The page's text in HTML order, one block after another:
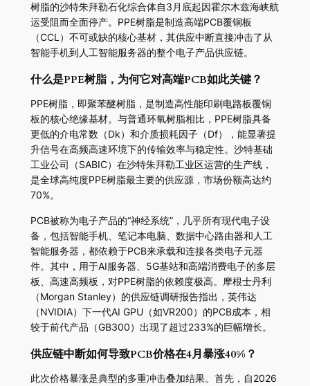
树脂的沙特朱拜勒石化综合体自3月底起因霍尔木兹海峡航
运受阻而全面停产。PPE树脂是制造高端PCB覆铜板
（CCL）不可或缺的核心基材，其供应中断直接冲击了从
智能手机到人工智能服务器的整个电子产品供应链。
什么是PPE树脂，为何它对高端PCB如此关键？
PPE树脂，即聚苯醚树脂，是制造高性能印刷电路板覆铜
板的核心绝缘基材。与普通环氧树脂相比，PPE树脂具备
更低的介电常数（Dk）和介质损耗因子（Df），能显著提
升信号在高频高速环境下的传输效率与稳定性。沙特基础
工业公司（SABIC）在沙特朱拜勒工业区运营的生产线，
是全球高纯度PPE树脂最主要的供应源，市场份额高达约
70%。
PCB被称为电子产品的“神经系统”，几乎所有现代电子设
备，包括智能手机、笔记本电脑、数据中心路由器和人工
智能服务器，都依赖于PCB来承载和连接各类电子元器
件。其中，用于AI服务器、5G基站和高端消费电子的多层
板、高速高频板，对PPE树脂的依赖度极高。摩根士丹利
（Morgan Stanley）的供应链调研报告指出，英伟达
（NVIDIA）下一代AI GPU（如VR200）的PCB成本，相
较于前代产品（GB300）出现了超过233%的巨幅增长。
供应链中断如何导致PCB价格在4月暴涨40%？
此次价格暴涨是典型的多重冲击叠加结果。首先，自2026